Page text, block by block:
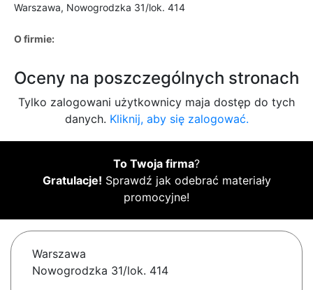
Warszawa, Nowogrodzka 31/lok. 414
O firmie:
Oceny na poszczególnych stronach
Tylko zalogowani użytkownicy maja dostęp do tych
danych. Kliknij, aby się zalogować.
To Twoja firma?
Gratulacje! Sprawdź jak odebrać materiały
promocyjne!
Warszawa
Nowogrodzka 31/lok. 414